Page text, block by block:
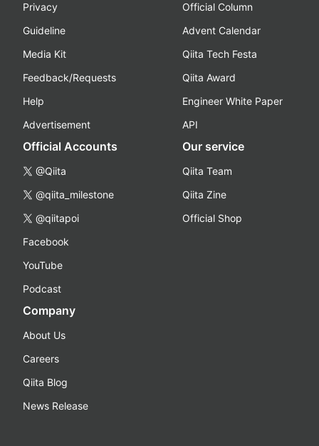
Privacy
Guideline
Media Kit
Feedback/Requests
Help
Advertisement
Official Column
Advent Calendar
Qiita Tech Festa
Qiita Award
Engineer White Paper
API
Official Accounts
@Qiita
@qiita_milestone
@qiitapoi
Facebook
YouTube
Podcast
Our service
Qiita Team
Qiita Zine
Official Shop
Company
About Us
Careers
Qiita Blog
News Release